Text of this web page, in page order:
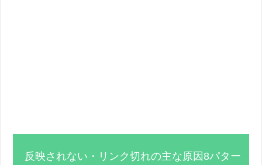
反映されない・リンク切れの主な原因8パター